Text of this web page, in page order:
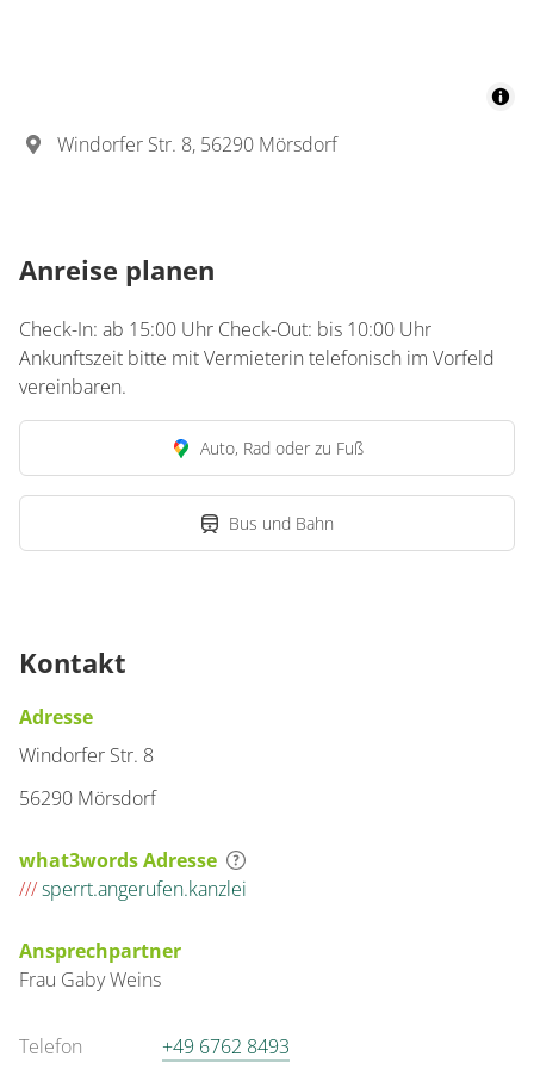
Windorfer Str. 8, 56290 Mörsdorf
Anreise planen
Check-In: ab 15:00 Uhr Check-Out: bis 10:00 Uhr
Ankunftszeit bitte mit Vermieterin telefonisch im Vorfeld
vereinbaren.
Auto, Rad oder zu Fuß
Bus und Bahn
Kontakt
Adresse
Windorfer Str. 8
56290 Mörsdorf
what3words Adresse
///sperrt.angerufen.kanzlei
Ansprechpartner
Frau GabyWeins
Telefon +49 6762 8493